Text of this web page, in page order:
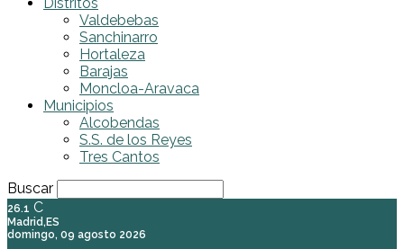
Valdebebas
Sanchinarro
Hortaleza
Barajas
Moncloa-Aravaca
Municipios
Alcobendas
S.S. de los Reyes
Tres Cantos
Buscar
26.1 C
Madrid,ES
domingo, 09 agosto 2026